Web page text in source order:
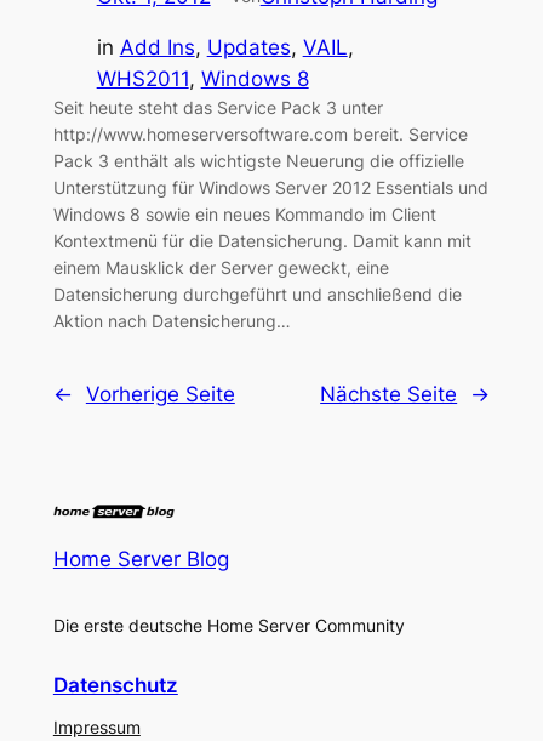
in Add Ins, Updates, VAIL
WHS2011, Windows 8
Seit heute steht das Service Pack 3 unter
http://www.homeserversoftware.com bereit. Service
Pack 3 enthält als wichtigste Neuerung die offizielle
Unterstützung für Windows Server 2012 Essentials und
Windows 8 sowie ein neues Kommando im Client
Kontextmenü für die Datensicherung. Damit kann mit
einem Mausklick der Server geweckt, eine
Datensicherung durchgeführt und anschließend die
Aktion nach Datensicherung…
← Vorherige Seite Nächste Seite →
Home Server Blog
Die erste deutsche Home Server Community
Datenschutz
Impressum